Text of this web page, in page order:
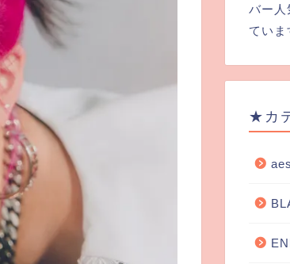
バー人
ていま
★カ